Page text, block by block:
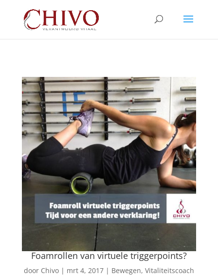
Foamrollen van virtuele triggerpoints?
door Chivo| mrt 4, 2017| Bewegen, Vitaliteitscoach